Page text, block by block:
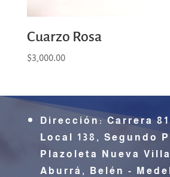
Cuarzo Rosa
$3,000.00
Dirección: Carrera 81
Local 138, Segundo
Plazoleta Nueva Villa
Aburrá,
Belén -